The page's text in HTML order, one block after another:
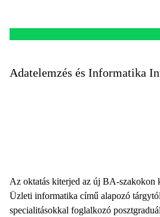
Adatelemzés és Informatika
Az oktatás kiterjed az új BA-szakokon
Üzleti informatika című alapozó
specialitásokkal foglalkozó